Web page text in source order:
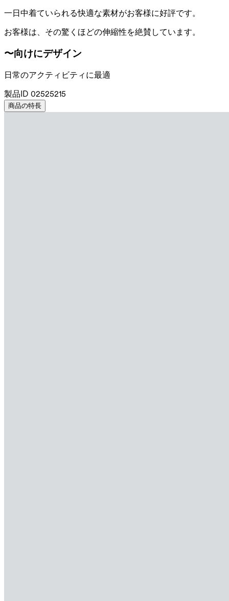
一日中着ていられる快適な素材がお客様に好評です。
お客様は、その驚くほどの伸縮性を絶賛しています。
〜向けにデザイン
日常のアクティビティに最適
製品ID 02525215
商品の特長